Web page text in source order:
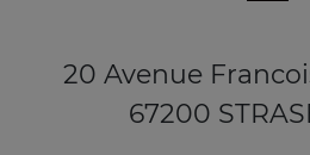
20 Avenue
67200